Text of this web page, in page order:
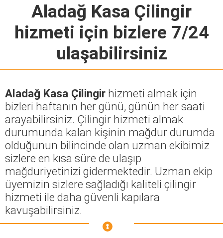
Aladağ Kasa Çilingir
hizmeti için bizlere 7/24
ulaşabilirsiniz
Aladağ Kasa Çilingir hizmeti almak için
bizleri haftanın her günü, günün her saati
arayabilirsiniz. Çilingir hizmeti almak
durumunda kalan kişinin mağdur durumda
olduğunun bilincinde olan uzman ekibimiz
sizlere en kısa süre de ulaşıp
mağduriyetinizi gidermektedir. Uzman ekip
üyemizin sizlere sağladığı kaliteli çilingir
hizmeti ile daha güvenli kapılara
kavuşabilirsiniz.